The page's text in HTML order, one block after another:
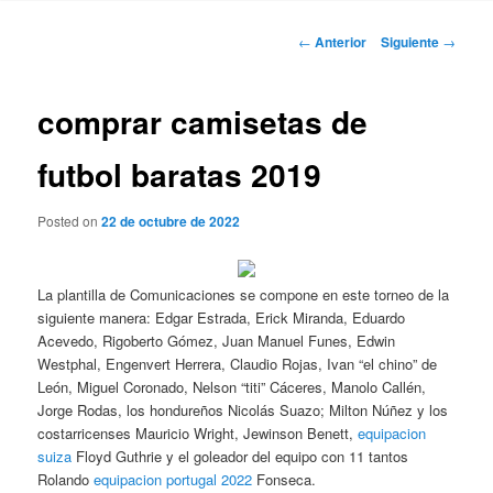
Navegación
← Anterior Siguiente →
comprar camisetas de
futbol baratas 2019
Posted on22 de octubre de 2022
La plantilla de Comunicaciones se compone en este torneo de la
siguiente manera: Edgar Estrada, Erick Miranda, Eduardo
Acevedo, Rigoberto Gómez, Juan Manuel Funes, Edwin
Westphal, Engenvert Herrera, Claudio Rojas, Ivan “el chino” de
León, Miguel Coronado, Nelson “titi” Cáceres, Manolo Callén,
Jorge Rodas, los hondureños Nicolás Suazo; Milton Núñez y los
costarricenses Mauricio Wright, Jewinson Benett,equipacion
suiza Floyd Guthrie y el goleador del equipo con 11 tantos
Rolandoequipacion portugal 2022 Fonseca.